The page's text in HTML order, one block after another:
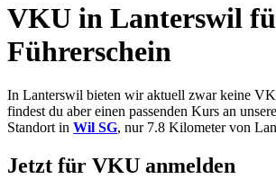
VKU in Lanterswil
Führerschein
In Lanterswil bieten wir aktuell zwar keine
findest du aber einen passenden Kurs an
Standort in Wil SG, nur 7.8 Kilometer von
Jetzt für VKU anmelden